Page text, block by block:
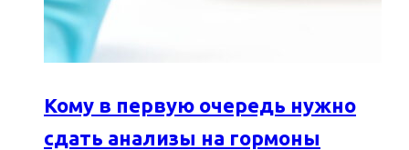
Кому в первую очередь нужно
сдать анализы на гормоны